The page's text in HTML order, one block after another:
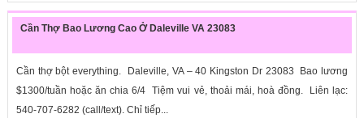
Cần Thợ Bao Lương Cao Ở Daleville VA 23083
Cần thợ bột everything. Daleville, VA – 40 Kingston Dr 23083 Bao lương
$1300/tuần hoặc ăn chia 6/4 Tiệm vui vẻ, thoải mái, hoà đồng. Liên lạc:
540-707-6282 (call/text). Chỉ tiếp...